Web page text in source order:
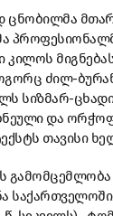
ძილ-
სიზმარ-
და
თავისი